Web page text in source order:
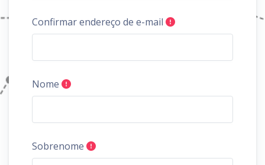
Confirmar endereço de e-mail
Nome
Sobrenome